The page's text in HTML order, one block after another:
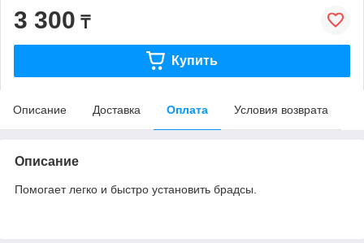
3 300 ₸
Купить
Описание Доставка Оплата Условия возврата
Описание
Помогает легко и быстро установить брадсы.